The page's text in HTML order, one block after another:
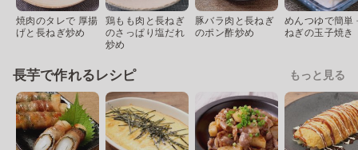
焼肉のタレで 厚揚
げと長ねぎ炒め
鶏もも肉と長ねぎ
のさっぱり塩だれ
炒め
豚バラ肉と長ねぎ
のポン酢炒め
めんつゆで簡単
ねぎの玉子焼き
長芋で作れるレシピ もっと見る